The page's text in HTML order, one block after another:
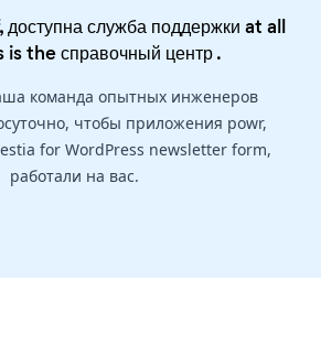
служба поддержки at all
is theсправочный центр.
команда опытных инженеров
чтобы приложения powr,
for WordPress newsletter form,
работали на вас.